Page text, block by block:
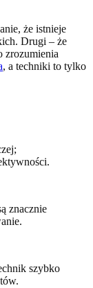
że istnieje
Drugi – że
zrozumienia
, a techniki to tylko
znacznie
szybko